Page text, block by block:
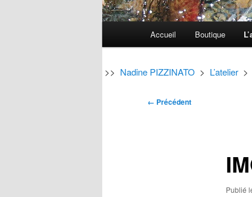
Aller
Aller
Accueil Boutique
>> Nadine PIZZINATO > L’atelier >
Navigation
← Précédent
Publié